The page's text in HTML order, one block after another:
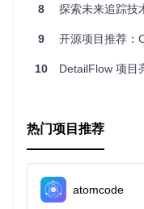
模型的功能，让
结语
Coarse-to-Fine
项目都将是一个不可多
世界，以自然语言的力
本文通过Markdown格
体验这一技术革新之
8 探索未来追踪技
9 开源项目推荐：
10 DetailFlow 项目
热门项目推荐
atomcode